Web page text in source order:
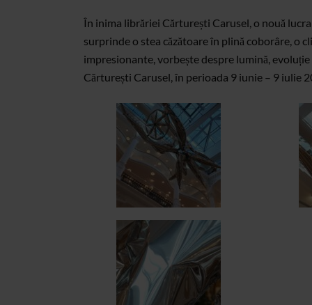
În inima librăriei Cărturești Carusel, o nouă
surprinde o stea căzătoare în plină coborâre, o
impresionante, vorbește despre lumină,
Cărturești Carusel, în perioada 9 iunie – 9 iulie